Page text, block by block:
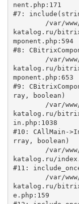
nent.php:171
#7:
katalog.ru/
mponent.php:594
#8:
katalog.ru/
mponent.php:653
#9:
ray, boolean)
katalog.ru/bitrix/
in.php:1038
#10: CAllMain-
rray, boolean)
katalog.ru/
#11:
katalog.ru/
e.php:159